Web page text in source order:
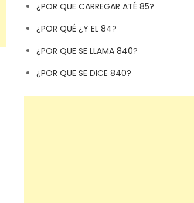
¿POR QUE CARREGAR ATÉ 85?
¿POR QUÉ ¿Y EL 84?
¿POR QUE SE LLAMA 840?
¿POR QUE SE DICE 840?